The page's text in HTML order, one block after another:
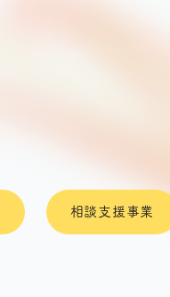
相談支援事業